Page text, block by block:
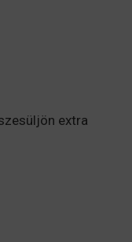
extra